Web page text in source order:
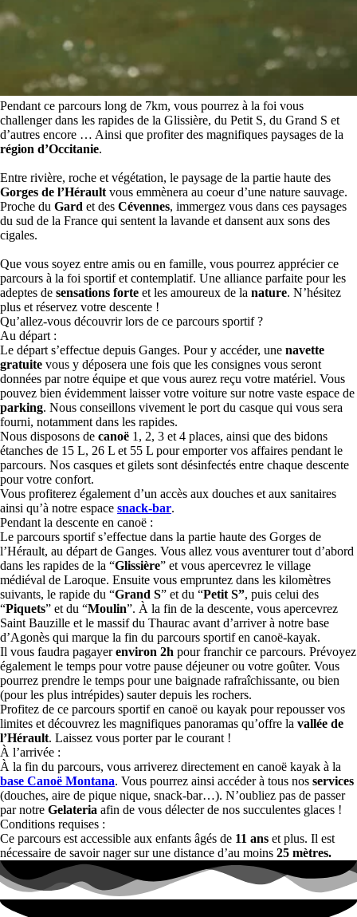
Pendant ce parcours long de 7km, vous pourrez à la foi vous
challenger dans les rapides de la Glissière, du Petit S, du Grand S et
d’autres encore … Ainsi que profiter des magnifiques paysages de la
région d’Occitanie.
Entre rivière, roche et végétation, le paysage de la partie haute des
Gorges de l’Hérault vous emmènera au coeur d’une nature sauvage.
Proche du Gard et des Cévennes, immergez vous dans ces paysages
du sud de la France qui sentent la lavande et dansent aux sons des
cigales.
Que vous soyez entre amis ou en famille, vous pourrez apprécier ce
parcours à la foi sportif et contemplatif. Une alliance parfaite pour les
adeptes de sensations forte et les amoureux de la nature. N’hésitez
plus et réservez votre descente !
Qu’allez-vous découvrir lors de ce parcours sportif ?
Au départ :
Le départ s’effectue depuis Ganges. Pour y accéder, une navette
gratuite vous y déposera une fois que les consignes vous seront
données par notre équipe et que vous aurez reçu votre matériel. Vous
pouvez bien évidemment laisser votre voiture sur notre vaste espace de
parking. Nous conseillons vivement le port du casque qui vous sera
fourni, notamment dans les rapides.
Nous disposons de canoë 1, 2, 3 et 4 places, ainsi que des bidons
étanches de 15 L, 26 L et 55 L pour emporter vos affaires pendant le
parcours. Nos casques et gilets sont désinfectés entre chaque descente
pour votre confort.
Vous profiterez également d’un accès aux douches et aux sanitaires
ainsi qu’à notre espace snack-bar.
Pendant la descente en canoë :
Le parcours sportif s’effectue dans la partie haute des Gorges de
l’Hérault, au départ de Ganges. Vous allez vous aventurer tout d’abord
dans les rapides de la “Glissière” et vous apercevrez le village
médiéval de Laroque. Ensuite vous empruntez dans les kilomètres
suivants, le rapide du “Grand S” et du “Petit S”, puis celui des
“Piquets” et du “Moulin”. À la fin de la descente, vous apercevrez
Saint Bauzille et le massif du Thaurac avant d’arriver à notre base
d’Agonès qui marque la fin du parcours sportif en canoë-kayak.
Il vous faudra pagayerenviron 2h pour franchir ce parcours. Prévoyez
également le temps pour votre pause déjeuner ou votre goûter. Vous
pourrez prendre le temps pour une baignade rafraîchissante, ou bien
(pour les plus intrépides) sauter depuis les rochers.
Profitez de ce parcours sportif en canoë ou kayak pour repousser vos
limites et découvrez les magnifiques panoramas qu’offre la vallée de
l’Hérault. Laissez vous porter par le courant !
À l’arrivée :
À la fin du parcours, vous arriverez directement en canoë kayak à la
base Canoë Montana. Vous pourrez ainsi accéder à tous nos services
(douches, aire de pique nique, snack-bar…). N’oubliez pas de passer
par notre Gelateria afin de vous délecter de nos succulentes glaces !
Conditions requises :
Ce parcours est accessible aux enfants âgés de 11 ans et plus. Il est
nécessaire de savoir nager sur une distance d’au moins 25 mètres.